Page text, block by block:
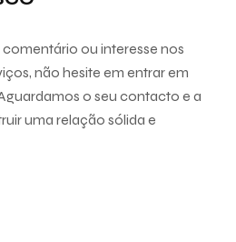
ou interesse nos
não hesite em entrar em
o seu contacto e a
uma relação sólida e